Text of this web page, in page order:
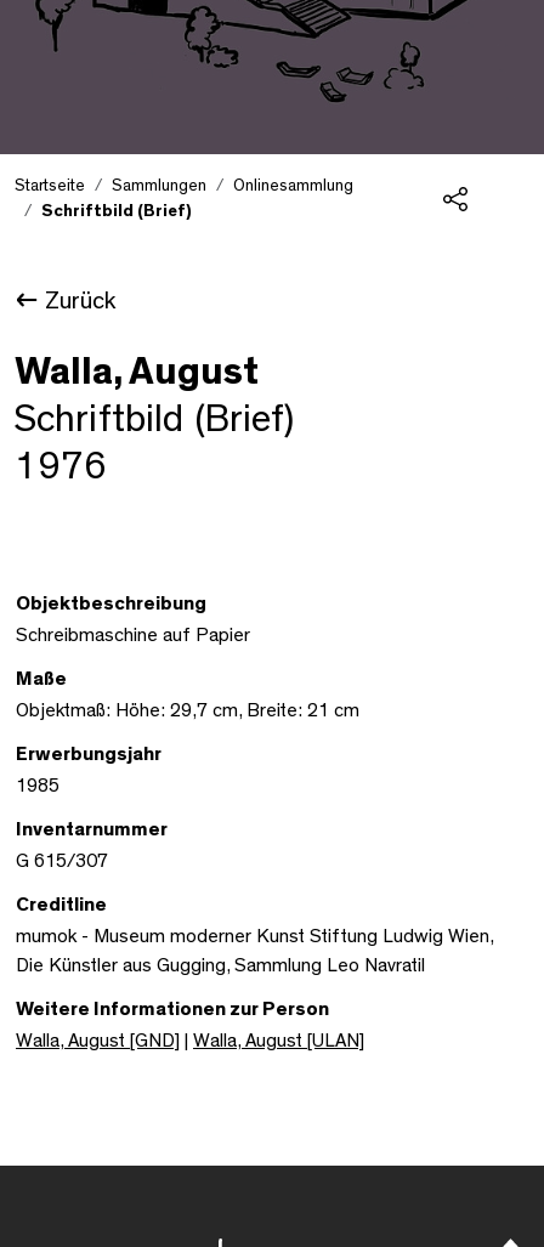
Startseite Sammlungen
Onlinesammlung
Schriftbild (Brief)
Zurück
Walla, August
Schriftbild (Brief)
1976
Objektbeschreibung
Schreibmaschine auf Papier
Maße
Objektmaß: Höhe: 29,7 cm, Breite: 21 cm
Erwerbungsjahr
1985
Inventarnummer
G 615/307
Creditline
mumok - Museum moderner Kunst Stiftung Ludwig Wien,
Die Künstler aus Gugging, Sammlung Leo Navratil
Weitere Informationen zur Person
Walla, August [GND]
Walla, August [ULAN]